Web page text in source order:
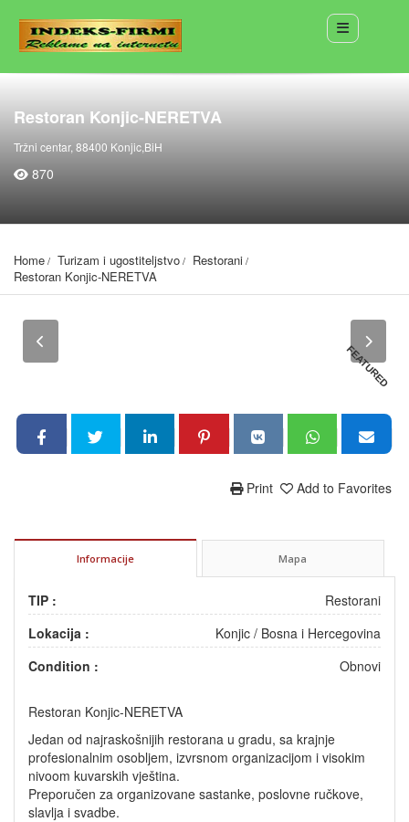
Restoran Konjic-NERETVA
Tržni centar, 88400 Konjic,BiH
870
Home Turizam i ugostiteljstvo
Restorani
Restoran Konjic-NERETVA
FEATURED
Add to Favorites
Print
Informacije Mapa
TIP :
Restorani
Lokacija :
Konjic / Bosna i Hercegovina
Condition :
Obnovi
Restoran Konjic-NERETVA
Jedan od najraskošnijih restorana u gradu, sa krajnje
profesionalnim osobljem, izvrsnom organizacijom i visokim
nivoom kuvarskih vještina.
Preporučen za organizovane sastanke, poslovne ručkove,
slavlja i svadbe.